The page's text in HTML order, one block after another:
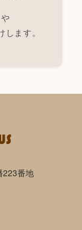
ます。
223番地